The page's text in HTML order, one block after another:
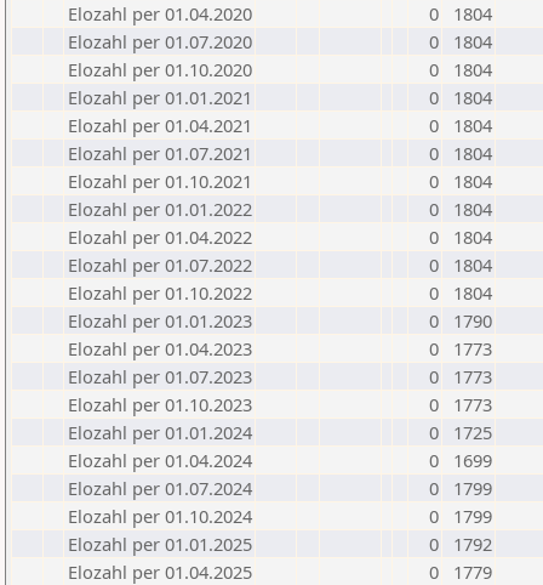
Elozahl per 01.04.2020
0
1804
Elozahl per 01.07.2020
0
1804
Elozahl per 01.10.2020
0
1804
Elozahl per 01.01.2021
0
1804
Elozahl per 01.04.2021
0
1804
Elozahl per 01.07.2021
0
1804
Elozahl per 01.10.2021
0
1804
Elozahl per 01.01.2022
0
1804
Elozahl per 01.04.2022
0
1804
Elozahl per 01.07.2022
0
1804
Elozahl per 01.10.2022
0
1804
Elozahl per 01.01.2023
0
1790
Elozahl per 01.04.2023
0
1773
Elozahl per 01.07.2023
0
1773
Elozahl per 01.10.2023
0
1773
Elozahl per 01.01.2024
0
1725
Elozahl per 01.04.2024
0
1699
Elozahl per 01.07.2024
0
1799
Elozahl per 01.10.2024
0
1799
Elozahl per 01.01.2025
0
1792
Elozahl per 01.04.2025
0
1779